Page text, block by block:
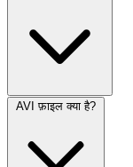
AVI फ़ाइल क्या है?